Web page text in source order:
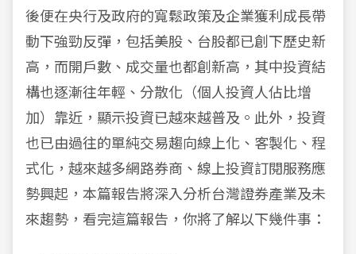
後便在央行及政府的寬鬆政策及企業獲利成長帶
動下強勁反彈，包括美股、台股都已創下歷史新
高，而開戶數、成交量也都創新高，其中投資結
構也逐漸往年輕、分散化（個人投資人佔比增
加）靠近，顯示投資已越來越普及。此外，投資
也已由過往的單純交易趨向線上化、客製化、程
式化，越來越多網路券商、線上投資訂閱服務應
勢興起，本篇報告將深入分析台灣證券產業及未
來趨勢，看完這篇報告，你將了解以下幾件事：